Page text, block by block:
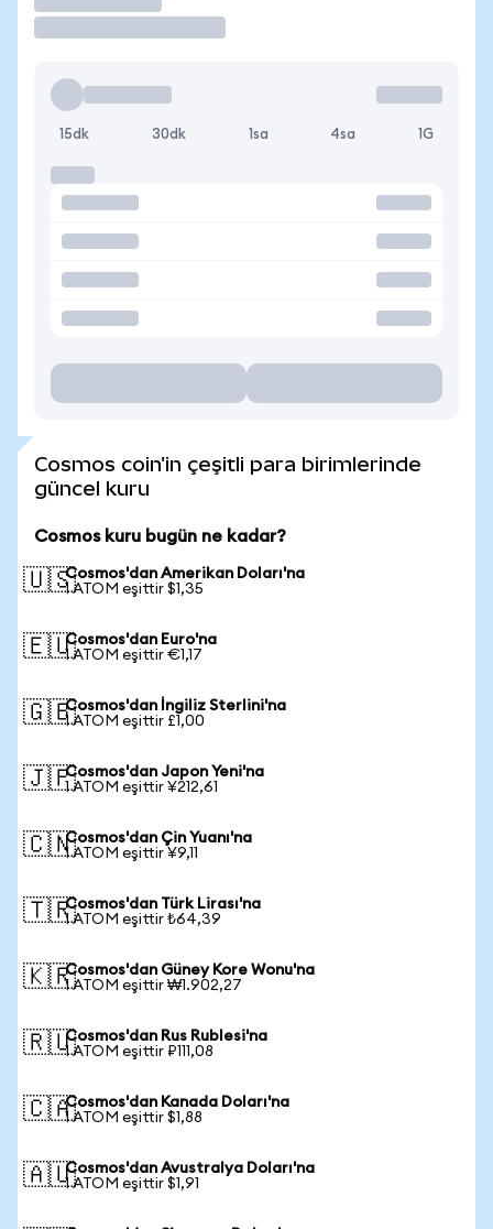
15dk 30dk 1sa 4sa 1G
Cosmos coin'in çeşitli para birimlerinde
güncel kuru
Cosmos kuru bugün ne kadar?
🇺🇸Cosmos'dan Amerikan Doları'na
1 ATOM eşittir $1,35
🇪🇺Cosmos'dan Euro'na
1 ATOM eşittir €1,17
🇬🇧Cosmos'dan İngiliz Sterlini'na
1 ATOM eşittir £1,00
🇯🇵Cosmos'dan Japon Yeni'na
1 ATOM eşittir ¥212,61
🇨🇳Cosmos'dan Çin Yuanı'na
1 ATOM eşittir ¥9,11
🇹🇷Cosmos'dan Türk Lirası'na
1 ATOM eşittir ₺64,39
🇰🇷Cosmos'dan Güney Kore Wonu'na
1 ATOM eşittir ₩1.902,27
🇷🇺Cosmos'dan Rus Rublesi'na
1 ATOM eşittir ₽111,08
🇨🇦Cosmos'dan Kanada Doları'na
1 ATOM eşittir $1,88
🇦🇺Cosmos'dan Avustralya Doları'na
1 ATOM eşittir $1,91